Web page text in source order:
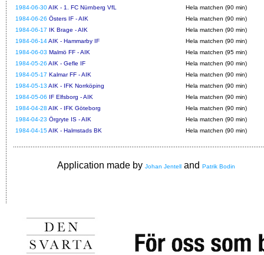
1984-06-30AIK - 1. FC Nürnberg VfL
Hela matchen (90 min)
1984-06-26 Östers IF - AIK
Hela matchen (90 min)
1984-06-17 IK Brage - AIK
Hela matchen (90 min)
1984-06-14AIK - Hammarby IF
Hela matchen (90 min)
1984-06-03 Malmö FF - AIK
Hela matchen (95 min)
1984-05-26 AIK - Gefle IF
Hela matchen (90 min)
1984-05-17 Kalmar FF - AIK
Hela matchen (90 min)
1984-05-13 AIK - IFK Norrköping
Hela matchen (90 min)
1984-05-06 IF Elfsborg - AIK
Hela matchen (90 min)
1984-04-28 AIK - IFK Göteborg
Hela matchen (90 min)
1984-04-23 Örgryte IS - AIK
Hela matchen (90 min)
1984-04-15AIK - Halmstads BK Hela matchen (90 min)
Application made by Johan Jentell and Patrik Bodin